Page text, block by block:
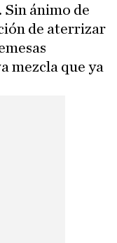
. Sin ánimo de
de aterrizar
mezcla que ya